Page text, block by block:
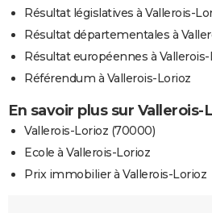
Résultat législatives à Vallerois-
Résultat départementales à
Résultat européennes à
Référendum à Vallerois-Lorioz
En savoir plus sur Vallerois-
Vallerois-Lorioz (70000)
Ecole à Vallerois-Lorioz
Prix immobilier à Vallerois-Lorioz